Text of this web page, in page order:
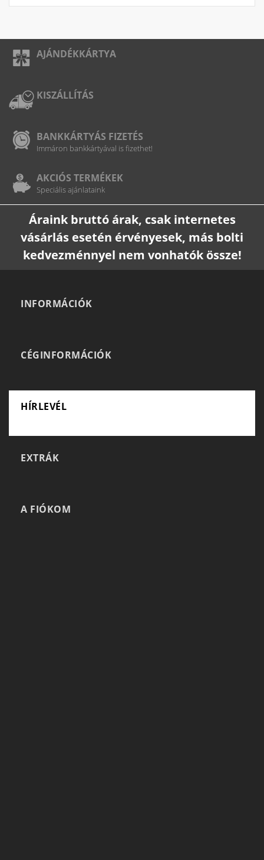
AJÁNDÉKKÁRTYA
KISZÁLLÍTÁS
BANKKÁRTYÁS FIZETÉS
Immáron bankkártyával is fizethet!
AKCIÓS TERMÉKEK
Speciális ajánlataink
Áraink bruttó árak, csak internetes
vásárlás esetén érvényesek, más bolti
kedvezménnyel nem vonhatók össze!
INFORMÁCIÓK
CÉGINFORMÁCIÓK
HÍRLEVÉL
EXTRÁK
A FIÓKOM